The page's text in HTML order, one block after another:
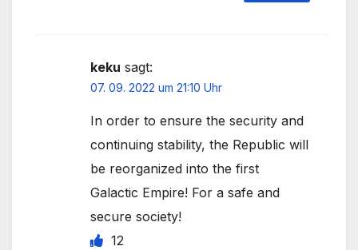
keku sagt:
07. 09. 2022 um 21:10 Uhr
In order to ensure the security and
continuing stability, the Republic will
be reorganized into the first
Galactic Empire! For a safe and
secure society!
12